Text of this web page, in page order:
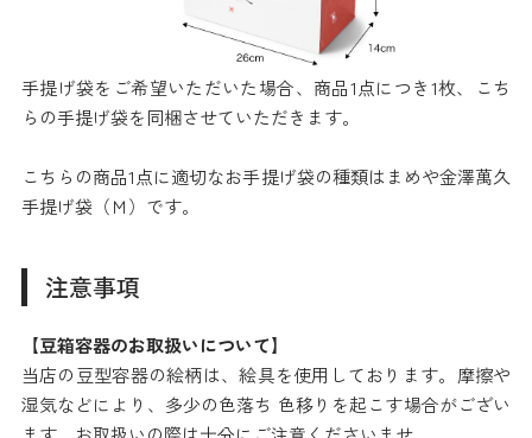
手提げ袋をご希望いただいた場合、商品1点につき1枚、こち
らの手提げ袋を同梱させていただきます。
こちらの商品1点に適切なお手提げ袋の種類はまめや金澤萬久
手提げ袋（Ｍ）です。
注意事項
【豆箱容器のお取扱いについて】
当店の豆型容器の絵柄は、絵具を使用しております。摩擦や
湿気などにより、多少の色落ち 色移りを起こす場合がござい